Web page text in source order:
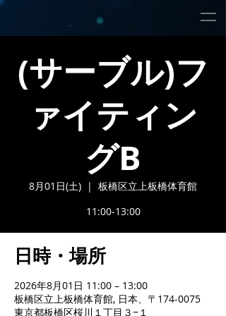
(サーブル)フ
ァイティン
グB
8月01日(土)
  |
板橋区立上板橋体育館
11:00-13:00
日時・場所
2026年8月01日 11:00 – 13:00
板橋区立上板橋体育館, 日本、〒174-0075
東京都板橋区桜川１丁目３−１